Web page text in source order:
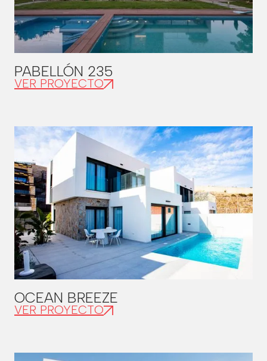
PABELLÓN 235
VER PROYECTO
OCEAN BREEZE
VER PROYECTO